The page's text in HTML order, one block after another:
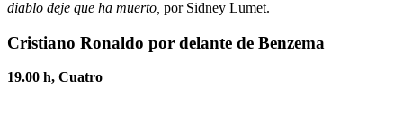
diablo deje que ha muerto, por Sidney Lumet.
Cristiano Ronaldo por delante de Benzema
19.00 h, Cuatro